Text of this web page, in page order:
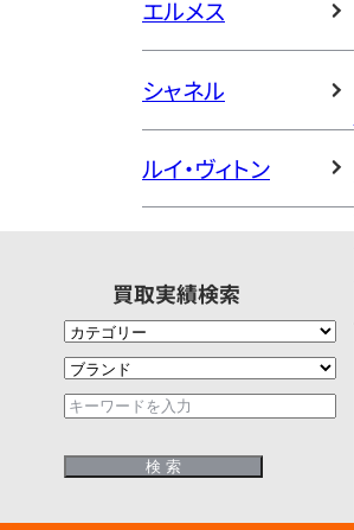
エルメス
シャネル
ルイ・ヴィトン
買取実績検索